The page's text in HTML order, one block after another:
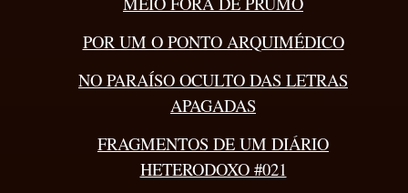
POR UM O PONTO ARQUIMÉDICO
NO PARAÍSO OCULTO DAS LETRAS
APAGADAS
FRAGMENTOS DE UM DIÁRIO
HETERODOXO #021